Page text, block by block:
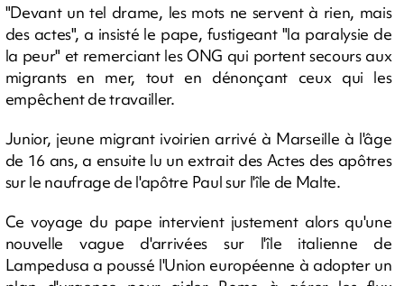
"Devant un tel drame, les mots ne servent à rien, mais
des actes", a insisté le pape, fustigeant "la paralysie de
la peur" et remerciant les ONG qui portent secours aux
migrants en mer, tout en dénonçant ceux qui les
empêchent de travailler.
Junior, jeune migrant ivoirien arrivé à Marseille à l'âge
de 16 ans, a ensuite lu un extrait des Actes des apôtres
sur le naufrage de l'apôtre Paul sur l'île de Malte.
Ce voyage du pape intervient justement alors qu'une
nouvelle vague d'arrivées sur l'île italienne de
Lampedusa a poussé l'Union européenne à adopter un